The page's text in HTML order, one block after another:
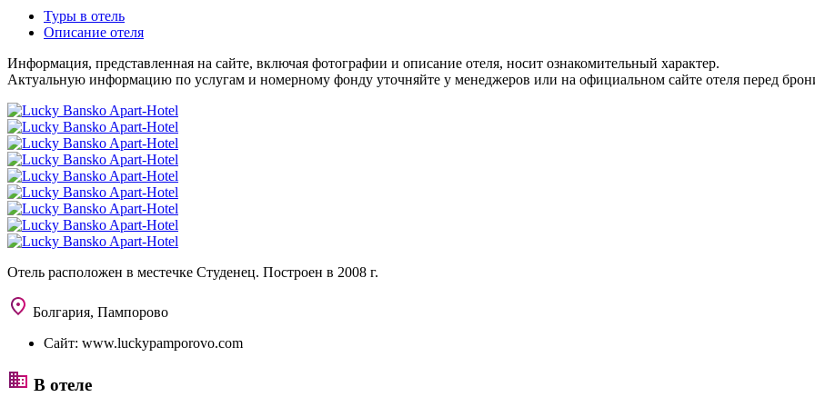
Туры в отель
Описание отеля
Информация, представленная на сайте, включая фотографии и описание отеля, носит ознакомительный характер.
Актуальную информацию по услугам и номерному фонду уточняйте у менеджеров или на официальном сайте отеля перед
Отель расположен в местечке Студенец. Построен в 2008 г.
Болгария, Пампорово
Сайт: www.luckypamporovo.com
В отеле